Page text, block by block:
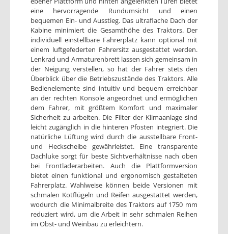
eine hervorragende Rundumsicht und einen
bequemen Ein- und Ausstieg. Das ultraflache Dach der
Kabine minimiert die Gesamthöhe des Traktors. Der
individuell einstellbare Fahrerplatz kann optional mit
einem luftgefederten Fahrersitz ausgestattet werden.
Lenkrad und Armaturenbrett lassen sich gemeinsam in
der Neigung verstellen, so hat der Fahrer stets den
Überblick über die Betriebszustände des Traktors. Alle
Bedienelemente sind intuitiv und bequem erreichbar
an der rechten Konsole angeordnet und ermöglichen
dem Fahrer, mit größtem Komfort und maximaler
Sicherheit zu arbeiten. Die Filter der Klimaanlage sind
leicht zugänglich in die hinteren Pfosten integriert. Die
natürliche Lüftung wird durch die ausstellbare Front-
und Heckscheibe gewährleistet. Eine transparente
Dachluke sorgt für beste Sichtverhältnisse nach oben
bei Frontladerarbeiten. Auch die Plattformversion
bietet einen funktional und ergonomisch gestalteten
Fahrerplatz. Wahlweise können beide Versionen mit
schmalen Kotflügeln und Reifen ausgestattet werden,
wodurch die Minimalbreite des Traktors auf 1750 mm
reduziert wird, um die Arbeit in sehr schmalen Reihen
im Obst- und Weinbau zu erleichtern.